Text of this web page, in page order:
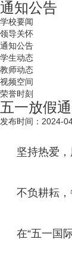
通知公告
学校要闻
领导关怀
通知公告
学生动态
教师动态
视频空间
荣誉时刻
五一放假
发布时间：2024-
坚持热爱
不负耕耘，
在“五一国